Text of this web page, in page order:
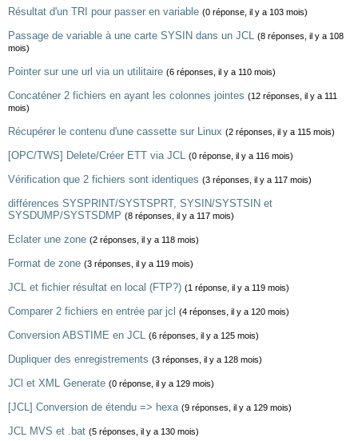
Résultat d'un TRI pour passer en variable (0 réponse, il y a 103 mois)
Passage de variable à une carte SYSIN dans un JCL (8 réponses, il y a 108
mois)
Pointer sur une url via un utilitaire (6 réponses, il y a 110 mois)
Concaténer 2 fichiers en ayant les colonnes jointes (12 réponses, il y a 111
mois)
Récupérer le contenu d'une cassette sur Linux (2 réponses, il y a 115 mois)
[OPC/TWS] Delete/Créer ETT via JCL (0 réponse, il y a 116 mois)
Vérification que 2 fichiers sont identiques (3 réponses, il y a 117 mois)
différences SYSPRINT/SYSTSPRT, SYSIN/SYSTSIN et
SYSDUMP/SYSTSDMP (8 réponses, il y a 117 mois)
Eclater une zone (2 réponses, il y a 118 mois)
Format de zone (3 réponses, il y a 119 mois)
JCL et fichier résultat en local (FTP?) (1 réponse, il y a 119 mois)
Comparer 2 fichiers en entrée par jcl (4 réponses, il y a 120 mois)
Conversion ABSTIME en JCL (6 réponses, il y a 125 mois)
Dupliquer des enregistrements (3 réponses, il y a 128 mois)
JCl et XML Generate (0 réponse, il y a 129 mois)
[JCL] Conversion de étendu => hexa (9 réponses, il y a 129 mois)
JCL MVS et .bat (5 réponses, il y a 130 mois)